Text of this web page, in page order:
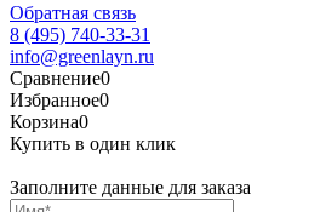
Обратная связь
8 (495) 740-33-31
info@greenlayn.ru
Сравнение0
Избранное0
Корзина0
Купить в один клик
Заполните данные для заказа